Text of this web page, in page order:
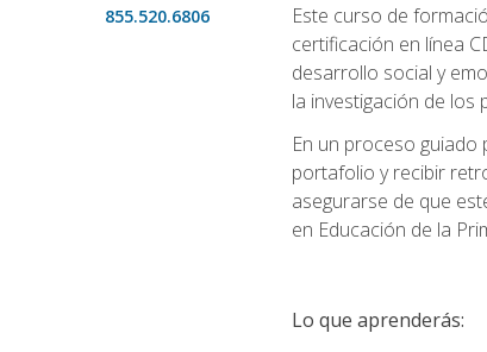
855.520.6806
Este curso de
certificación en línea
desarrollo social y
la investigación de los
En un proceso
portafolio y recibir
asegurarse de que
en Educación de la
Lo que aprenderás: